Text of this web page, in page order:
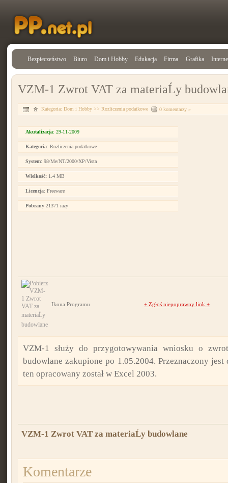
Bezpieczeństwo Biuro Dom i Hobby Edukacja Firma Grafika
VZM-1 Zwrot VAT za materiaĹy
Kategoria: Dom i Hobby >> Rozliczenia podatkowe 0 komentarzy »
Akutalizacja: 29-11-2009
Kategoria: Rozliczenia podatkowe
System: 98/Me/NT/2000/XP/Vista
Wielkość: 1.4 MB
Licencja: Freeware
Pobrany 21371 razy
Ikona Programu + Zgłoś niepoprawny link +
VZM-1 służy do przygotowywania wniosku o
budowlane zakupione po 1.05.2004. Przeznaczony
ten opracowany został w Excel 2003.
VZM-1 Zwrot VAT za materiaĹy budowlane
Komentarze